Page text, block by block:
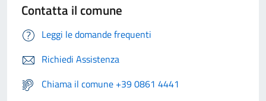
Contatta il comune
Leggi le domande frequenti
Richiedi Assistenza
Chiama il comune +39 0861 4441